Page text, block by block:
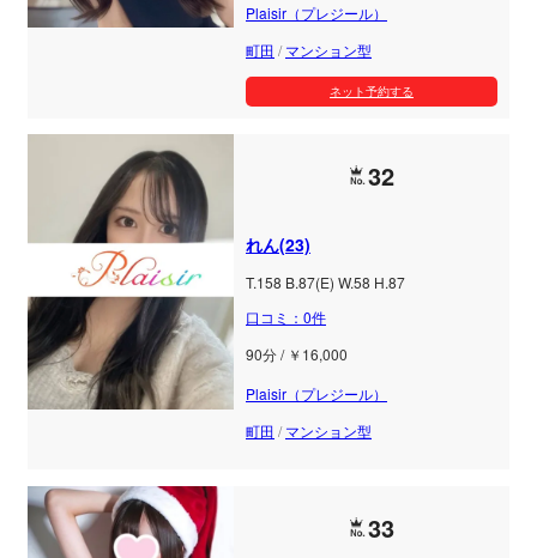
Plaisir（プレジール）
町田 /マンション型
ネット予約する
32
れん(23)
T.158 B.87(E) W.58 H.87
口コミ：0件
90分 / ￥16,000
Plaisir（プレジール）
町田 /マンション型
33